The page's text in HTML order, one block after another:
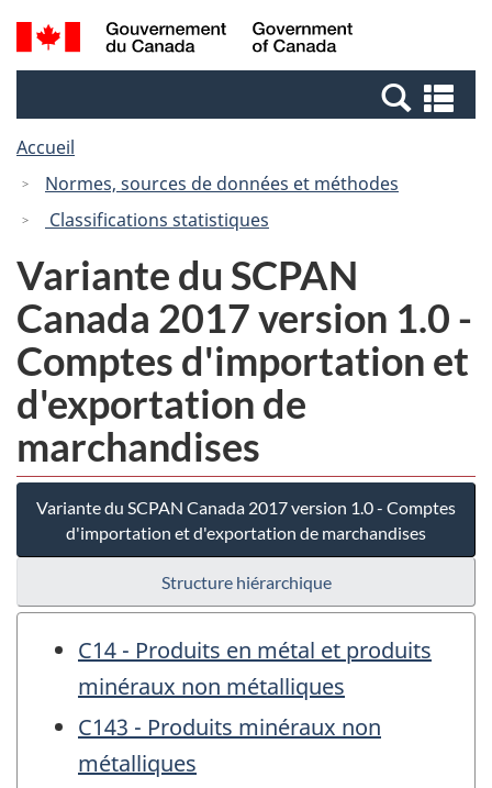
Passer
au
Passer
à
Canada
Recherche
et
et
Accueil
Normes, sources de données et méthodes
Classifications statistiques
Variante du SCPAN
Canada 2017 version 1.0 -
Comptes d'importation et
d'exportation de
marchandises
Variante du SCPAN Canada 2017 version 1.0 - Comptes
d'importation et d'exportation de marchandises
Structure hiérarchique
C14 - Produits en métal et produits
minéraux non métalliques
C143 - Produits minéraux non
métalliques